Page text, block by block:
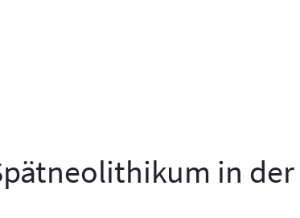
in der